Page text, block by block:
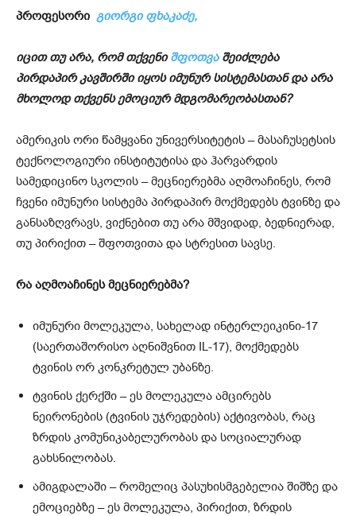
პროფესორი გიორგი ფხაკაძე,
იცით თუ არა, რომ თქვენიშფოთვაშეიძლება
პირდაპირ კავშირში იყოს იმუნურ სისტემასთან და არა
მხოლოდ თქვენს ემოციურ მდგომარეობასთან?
ამერიკის ორი წამყვანი უნივერსიტეტის – მასაჩუსეტსის
ტექნოლოგიური ინსტიტუტისა და ჰარვარდის
სამედიცინო სკოლის – მეცნიერებმა აღმოაჩინეს, რომ
ჩვენი იმუნური სისტემა პირდაპირ მოქმედებს ტვინზე და
განსაზღვრავს, ვიქნებით თუ არა მშვიდად, ბედნიერად,
თუ პირიქით – შფოთვითა და სტრესით სავსე.
რა აღმოაჩინეს მეცნიერებმა?
იმუნური მოლეკულა, სახელად ინტერლეიკინი-17
(საერთაშორისო აღნიშვნით IL-17), მოქმედებს
ტვინის ორ კონკრეტულ უბანზე.
ტვინის ქერქში – ეს მოლეკულა ამცირებს
ნეირონების (ტვინის უჯრედების) აქტივობას, რაც
ზრდის კომუნიკაბელურობას და სოციალურად
გახსნილობას.
ამიგდალაში – რომელიც პასუხისმგებელია შიშზე და
ემოციებზე – ეს მოლეკულა, პირიქით, ზრდის